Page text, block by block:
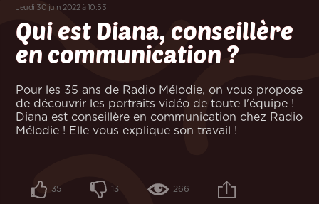
jeudi 30 juin 2022 à 10:53
Qui est Diana, conseillère
en communication ?
Pour les 35 ans de Radio Mélodie, on vous propose
de découvrir les portraits vidéo de toute l'équipe !
Diana est conseillère en communication chez Radio
Mélodie ! Elle vous explique son travail !
35 13 266